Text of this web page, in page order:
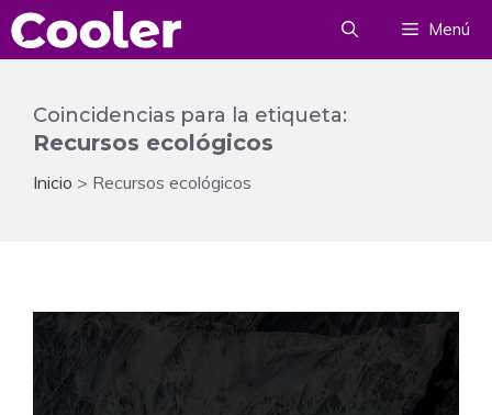
Saltar
al
Menú
Coincidencias para la etiqueta:
Recursos ecológicos
Inicio > Recursos ecológicos